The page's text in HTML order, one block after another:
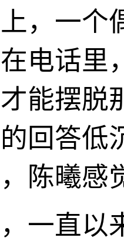
，一个
电话里
能摆脱
回答低
陈曦感
一直以